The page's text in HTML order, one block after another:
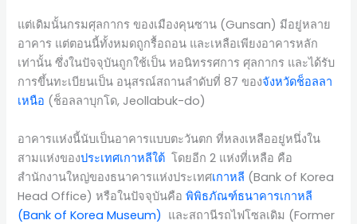
แต่เดิมนั้นกรมศุลกากร ของเมืองคุนซาน (Gunsan) มีอยู่หลาย
อาคาร แต่ตอนนี้ทั้งหมดถูกรื้อถอน และเหลือเพียงอาคารหลัก
เท่านั้น ซึ่งในปัจจุบันถูกใช้เป็น หอนิทรรศการ ศุลกากร และได้รับ
การขึ้นทะเบียนเป็น อนุสรณ์สถานลำดับที่ 87 ของจังหวัดช็อลลา
เหนือ (ช็อลลาบุกโด, Jeollabuk-do)
อาคารแห่งนี้นับเป็นอาคารแบบตะวันตก ที่หลงเหลืออยู่หนึ่งใน
สามแห่งของประเทศเกาหลีใต้ โดยอีก 2 แห่งที่เหลือ คือ
สำนักงานใหญ่ของธนาคารแห่งประเทศเกาหลี (Bank of Korea
Head Office) หรือในปัจจุบันคือพิพิธภัณฑ์ธนาคารเกาหลี
(Bank of Korea Museum) และสถานีรถไฟโซลเดิม (Former